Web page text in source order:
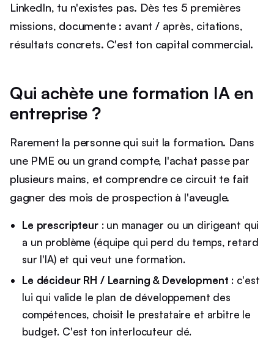
LinkedIn, tu n'existes pas. Dès tes 5 premières
missions, documente : avant / après, citations,
résultats concrets. C'est ton capital commercial.
Qui achète une formation IA en
entreprise ?
Rarement la personne qui suit la formation. Dans
une PME ou un grand compte, l'achat passe par
plusieurs mains, et comprendre ce circuit te fait
gagner des mois de prospection à l'aveugle.
Le prescripteur: un manager ou un dirigeant qui
a un problème (équipe qui perd du temps, retard
sur l'IA) et qui veut une formation.
Le décideur RH / Learning & Development : c'est
lui qui valide le plan de développement des
compétences, choisit le prestataire et arbitre le
budget. C'est ton interlocuteur clé.